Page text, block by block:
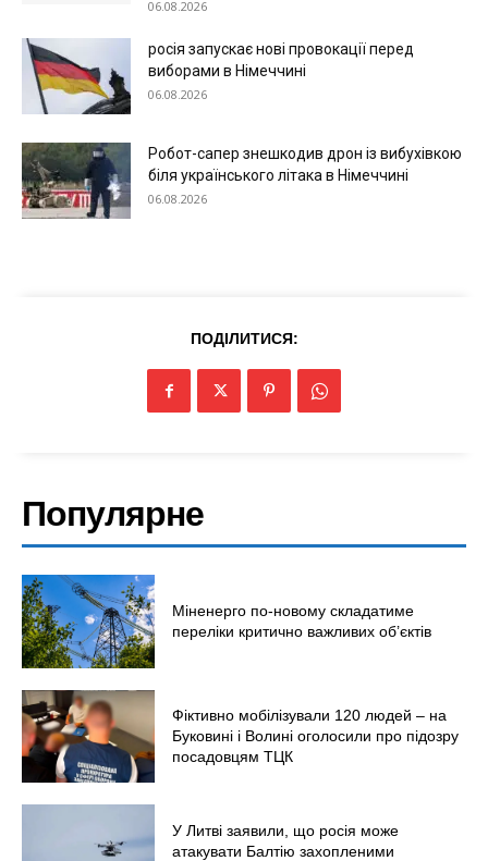
Україна
Економіка
Політика
Технології
Війна
06.08.2026
росія запускає нові провокації перед
виборами в Німеччині
06.08.2026
Робот-сапер знешкодив дрон із вибухівкою
біля українського літака в Німеччині
06.08.2026
ПОДІЛИТИСЯ:
Популярне
Міненерго по-новому складатиме
переліки критично важливих об’єктів
Фіктивно мобілізували 120 людей – на
Буковині і Волині оголосили про підозру
посадовцям ТЦК
У Литві заявили, що росія може
атакувати Балтію захопленими